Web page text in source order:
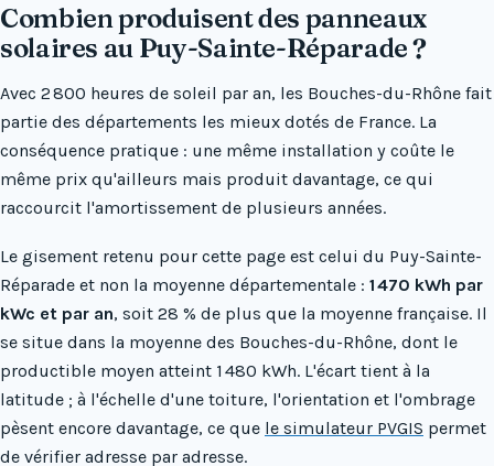
Combien produisent des panneaux
solaires au Puy-Sainte-Réparade ?
Avec 2 800 heures de soleil par an, les Bouches-du-Rhône fait
partie des départements les mieux dotés de France. La
conséquence pratique : une même installation y coûte le
même prix qu'ailleurs mais produit davantage, ce qui
raccourcit l'amortissement de plusieurs années.
Le gisement retenu pour cette page est celui du Puy-Sainte-
Réparade et non la moyenne départementale : 1 470 kWh par
kWc et par an, soit 28 % de plus que la moyenne française. Il
se situe dans la moyenne des Bouches-du-Rhône, dont le
productible moyen atteint 1 480 kWh. L'écart tient à la
latitude ; à l'échelle d'une toiture, l'orientation et l'ombrage
pèsent encore davantage, ce que le simulateur PVGIS permet
de vérifier adresse par adresse.